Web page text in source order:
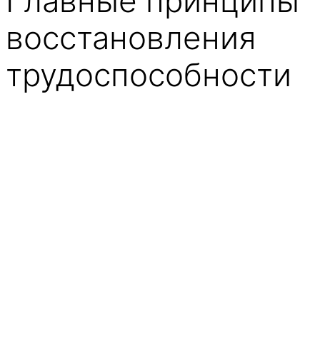
восстановления
трудоспособности